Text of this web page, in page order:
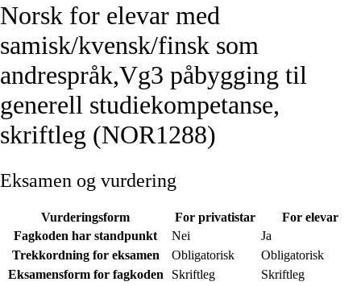
Norsk for elevar med
samisk/kvensk/finsk som
andrespråk,Vg3 påbygging til
generell studiekompetanse,
skriftleg (NOR1288)
Eksamen og vurdering
Vurderingsform For privatistar
For elevar
Fagkoden har standpunkt
Nei
Ja
Trekkordning for eksamen
Obligatorisk
Obligatorisk
Eksamensform for fagkoden
Skriftleg
Skriftleg